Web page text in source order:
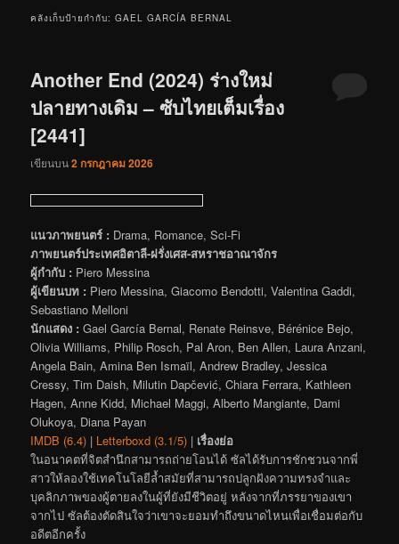
คลังเก็บป้ายกำกับ:GAEL GARCÍA BERNAL
Another End (2024) ร่างใหม่
ปลายทางเดิม – ซับไทยเต็มเรื่อง
[2441]
เขียนบน2 กรกฎาคม 2026
แนวภาพยนตร์ : Drama, Romance, Sci-Fi
ภาพยนตร์ประเทศอิตาลี-ฝรั่งเศส-สหราชอาณาจักร
ผู้กำกับ : Piero Messina
ผู้เขียนบท : Piero Messina, Giacomo Bendotti, Valentina Gaddi,
Sebastiano Melloni
นักแสดง : Gael García Bernal, Renate Reinsve, Bérénice Bejo,
Olivia Williams, Philip Rosch, Pal Aron, Ben Allen, Laura Anzani,
Angela Bain, Amina Ben Ismaïl, Andrew Bradley, Jessica
Cressy, Tim Daish, Milutin Dapčević, Chiara Ferrara, Kathleen
Hagen, Anne Kidd, Michael Maggi, Alberto Mangiante, Dami
Olukoya, Diana Payan
IMDB (6.4) | Letterboxd (3.1/5) | เรื่องย่อ
ในอนาคตที่จิตสำนึกสามารถถ่ายโอนได้ ซัลได้รับการชักชวนจากพี่
สาวให้ลองใช้เทคโนโลยีล้ำสมัยที่สามารถปลูกฝังความทรงจำและ
บุคลิกภาพของผู้ตายลงในผู้ที่ยังมีชีวิตอยู่ หลังจากที่ภรรยาของเขา
จากไป ซัลต้องตัดสินใจว่าเขาจะยอมทำถึงขนาดไหนเพื่อเชื่อมต่อกับ
อดีตอีกครั้ง